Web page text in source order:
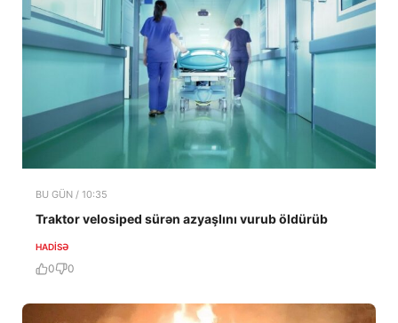
BU GÜN / 10:35
Traktor velosiped sürən azyaşlını vurub öldürüb
HADISƏ
0 0